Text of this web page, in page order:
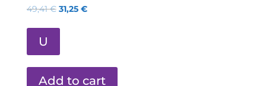
49,41€ 31,25 €
U
Add to cart